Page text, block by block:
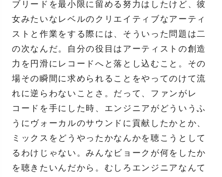
ブリードを最小限に留める努力はしたけど、彼
女みたいなレベルのクリエイティブなアーティ
ストと作業をする際には、そういった問題は二
の次なんだ。自分の役目はアーティストの創造
力を円滑にレコードへと落とし込むこと。その
場その瞬間に求められることをやってのけて流
れに逆らわないことさ。だって、ファンがレ
コードを手にした時、エンジニアがどういうふ
うにヴォーカルのサウンドに貢献したかとか、
ミックスをどうやったかなんかを聴こうとして
るわけじゃない。みんなビョークが何をしたか
を聴きたいんだから。むしろエンジニアなんて